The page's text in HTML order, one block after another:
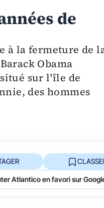
de
à la fermeture de
Obama
sur l'île de
des hommes
Atlantico en favori sur